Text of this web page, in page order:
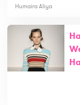
Humaira Aliya